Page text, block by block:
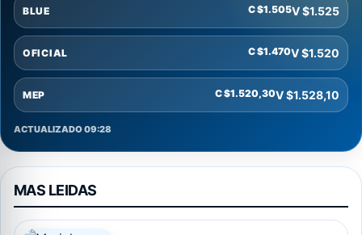
BLUE C $1.505V $1.525
OFICIAL C $1.470V $1.520
MEP C $1.520,30V $1.528,10
ACTUALIZADO 09:28
MAS LEIDAS